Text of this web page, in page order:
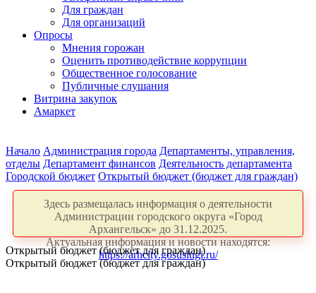
Для граждан
Для организаций
Опросы
Мнения горожан
Оценить противодействие коррупции
Общественное голосование
Публичные слушания
Витрина закупок
Амаркет
Начало Администрация города Департаменты, управления,
отделы Департамент финансов Деятельность департамента
Городской бюджет Открытый бюджет (бюджет для граждан)
Здесь размещалась информация о деятельности
Администрации городского округа «Город
Архангельск» до 31.12.2025.
Актуальная информация и новости находятся:
https://arhcity.gosuslugi.ru/
Открытый бюджет (бюджет для граждан)
Открытый бюджет (бюджет для граждан)